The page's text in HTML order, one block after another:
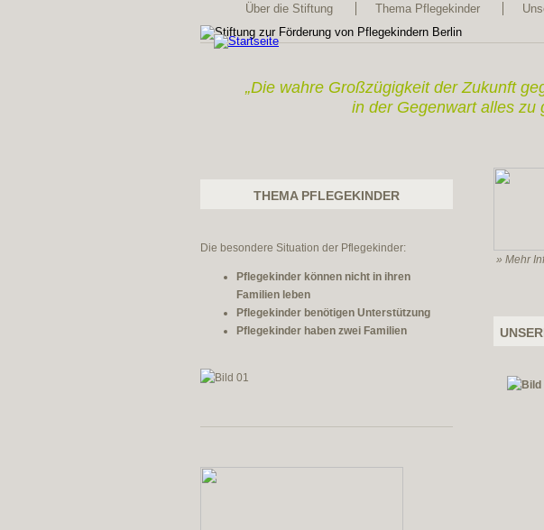
Über die Stiftung Thema Pflegekinder
„Die wahre Großzügigkeit der Zukunft
in der Gegenwart alles zu
THEMA PFLEGEKINDER
Die besondere Situation der Pflegekinder:
Pflegekinder können nicht in ihren
Familien leben
Pflegekinder benötigen Unterstützung
Pflegekinder haben zwei Familien
» Mehr